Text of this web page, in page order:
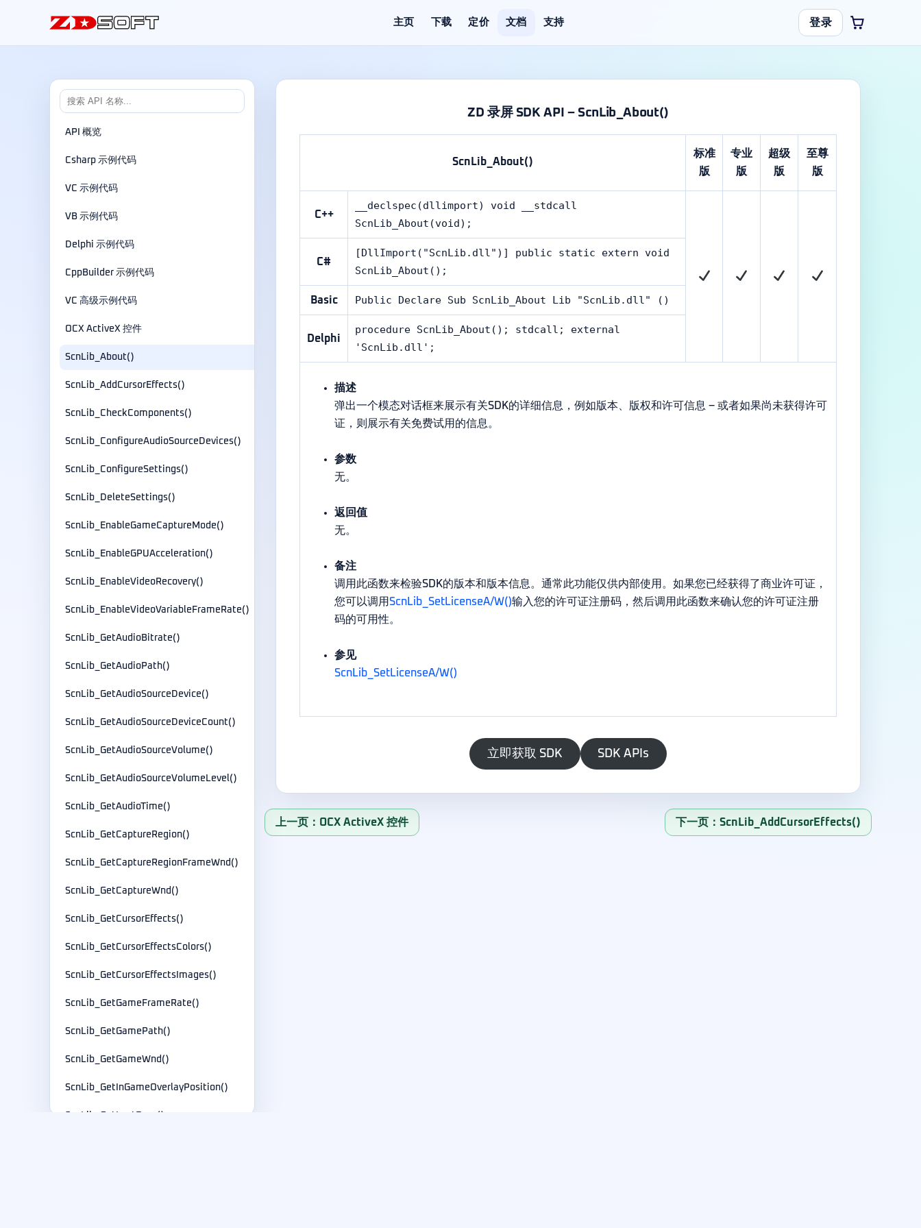
主页 下载 定价 文档 支持 登录
API 概览
Csharp 示例代码
VC 示例代码
VB 示例代码
Delphi 示例代码
CppBuilder 示例代码
VC 高级示例代码
OCX ActiveX 控件
ScnLib_About()
ScnLib_AddCursorEffects()
ScnLib_CheckComponents()
ScnLib_ConfigureAudioSourceDevices()
ScnLib_ConfigureSettings()
ScnLib_DeleteSettings()
ScnLib_EnableGameCaptureMode()
ScnLib_EnableGPUAcceleration()
ScnLib_EnableVideoRecovery()
ScnLib_EnableVideoVariableFrameRate()
ScnLib_GetAudioBitrate()
ScnLib_GetAudioPath()
ScnLib_GetAudioSourceDevice()
ScnLib_GetAudioSourceDeviceCount()
ScnLib_GetAudioSourceVolume()
ScnLib_GetAudioSourceVolumeLevel()
ScnLib_GetAudioTime()
ScnLib_GetCaptureRegion()
ScnLib_GetCaptureRegionFrameWnd()
ScnLib_GetCaptureWnd()
ScnLib_GetCursorEffects()
ScnLib_GetCursorEffectsColors()
ScnLib_GetCursorEffectsImages()
ScnLib_GetGameFrameRate()
ScnLib_GetGamePath()
ScnLib_GetGameWnd()
ScnLib_GetInGameOverlayPosition()
ZD 录屏 SDK API – ScnLib_About()
ScnLib_About()
标准
版
专业
版
超级
版
至尊
版
C++
__declspec(dllimport) void __stdcall
ScnLib_About(void);
C#
[DllImport("ScnLib.dll")] public static extern void
ScnLib_About();
Basic Public Declare Sub ScnLib_About Lib "ScnLib.dll" ()
Delphi
procedure ScnLib_About(); stdcall; external
'ScnLib.dll';
描述
弹出一个模态对话框来展示有关SDK的详细信息，例如版本、版权和许可信息 – 或者如果尚未获得许可
证，则展示有关免费试用的信息。
参数
无。
返回值
无。
备注
调用此函数来检验SDK的版本和版本信息。通常此功能仅供内部使用。如果您已经获得了商业许可证，
您可以调用 ScnLib_SetLicenseA/W()输入您的许可证注册码，然后调用此函数来确认您的许可证注册
码的可用性。
参见
ScnLib_SetLicenseA/W()
立即获取 SDK SDK APIs
上一页：OCX ActiveX 控件 下一页：ScnLib_AddCursorEffects()